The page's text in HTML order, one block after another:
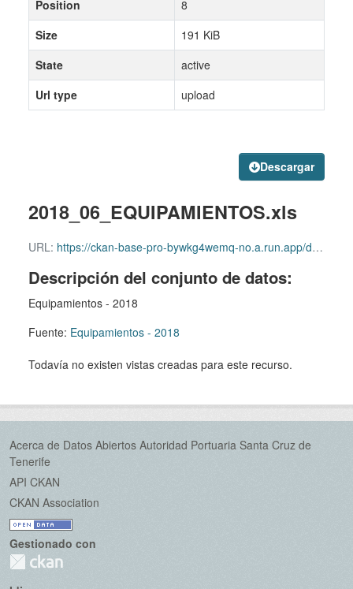
Descargar
2018_06_EQUIPAMIENTOS.xls
URL: https://ckan-base-pro-bywkg4wemq-no.a.run.app/dataset/2d2aef67-96cc-48fe-a711-a0637ec0e15e/resource/9e79468e-b4bf-4727-b4df-1cab8e28ab97/download/2018_06_equipamientos.xls
Descripción del conjunto de datos:
Equipamientos - 2018
Fuente: Equipamientos - 2018
Todavía no existen vistas creadas para este recurso.
Position
8
Size
191 KiB
State
active
Url type
upload
Acerca de Datos Abiertos Autoridad Portuaria Santa Cruz de
Tenerife
API CKAN
CKAN Association
Gestionado con